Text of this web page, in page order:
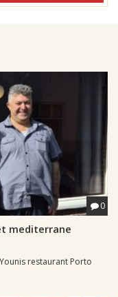
0
mediterrane
restaurant Porto